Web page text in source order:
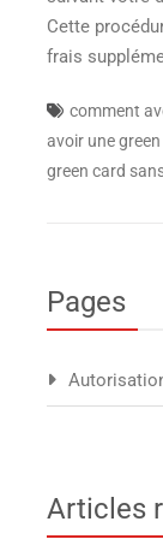
Cette
frais
comment
avoir une
green card
Pages
Articles